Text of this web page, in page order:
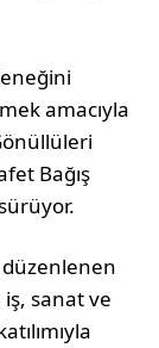
amacıyla
Bağış
düzenlenen
iş, sanat ve